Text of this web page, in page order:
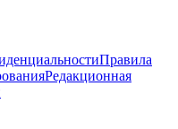
Правила
Редакционная